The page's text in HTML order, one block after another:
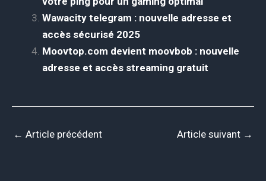
Wawacity telegram : nouvelle adresse et
accès sécurisé 2025
Moovtop.com devient moovbob : nouvelle
adresse et accès streaming gratuit
← Article précédent Article suivant →